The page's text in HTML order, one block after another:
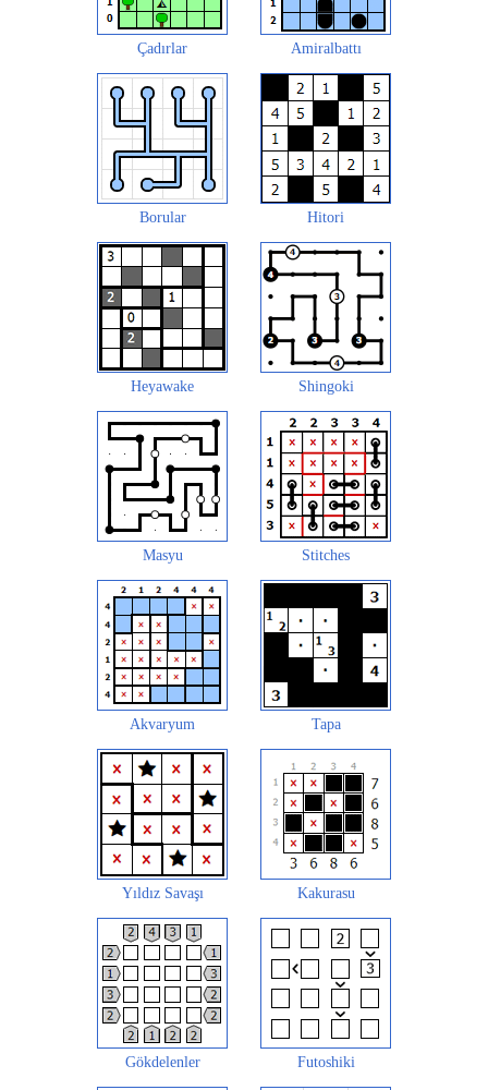
Çadırlar Amiralbattı
Borular Hitori
Heyawake Shingoki
Masyu Stitches
Akvaryum Tapa
Yıldız Savaşı Kakurasu
Gökdelenler Futoshiki